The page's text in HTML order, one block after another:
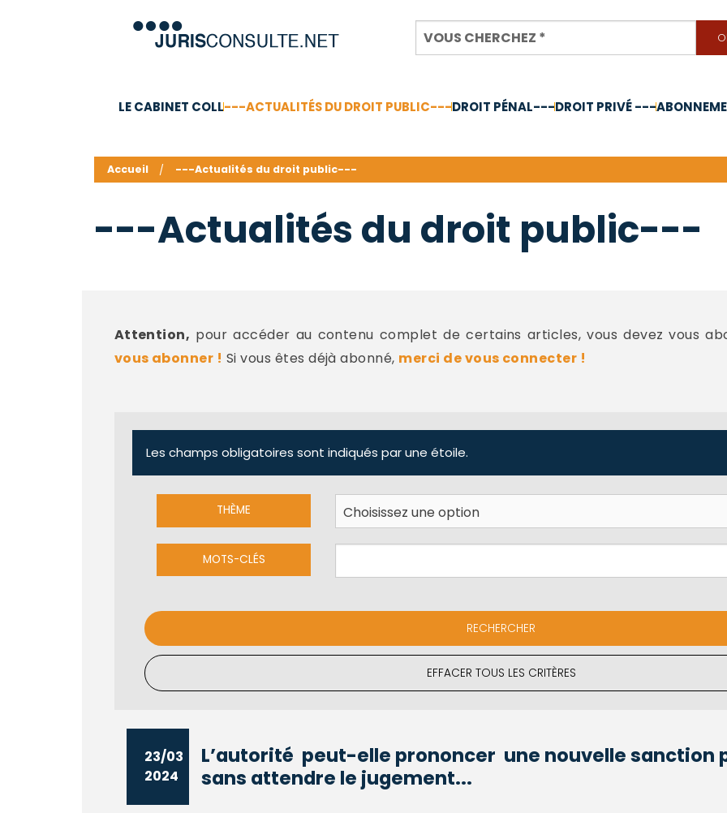
LE CABINET COLL---ACTUALITÉS DU DROIT PUBLIC---DROIT PÉNAL---DROIT PRIVÉ ---
Accueil ---Actualités du droit public---
---Actualités du droit public---
Attention, pour accéder au contenu complet de certains articles, vous devez vous
vous abonner ! Si vous êtes déjà abonné, merci de vous connecter !
Les champs obligatoires sont indiqués par une étoile.
THÈME
MOTS-CLÉS
EFFACER TOUS LES CRITÈRES
23/03
2024
L’autorité peut-elle prononcer une nouvelle sanction
sans attendre le jugement...